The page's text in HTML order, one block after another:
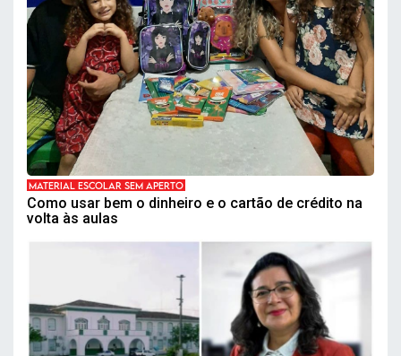
MATERIAL ESCOLAR SEM APERTO
Como usar bem o dinheiro e o cartão de crédito na
volta às aulas